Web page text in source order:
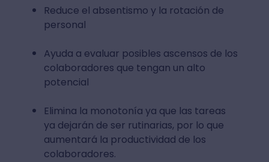
Reduce el absentismo y la rotación de
personal
Ayuda a evaluar posibles ascensos de los
colaboradores que tengan un alto
potencial
Elimina la monotonía ya que las tareas
ya dejarán de ser rutinarias, por lo que
aumentará la productividad de los
colaboradores.